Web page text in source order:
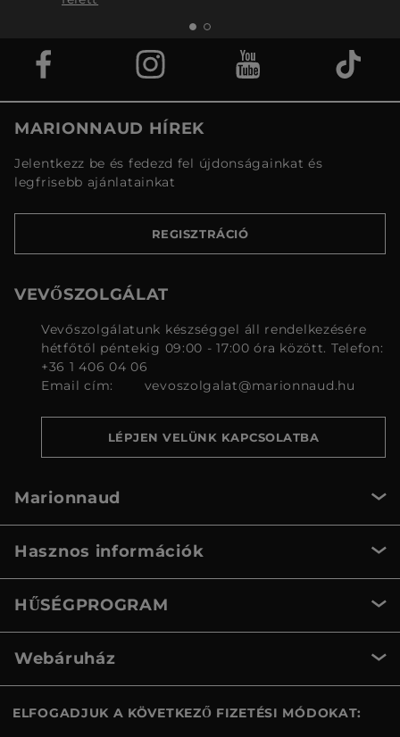
MARIONNAUD HÍREK
Jelentkezz be és fedezd fel újdonságainkat és
legfrisebb ajánlatainkat
REGISZTRÁCIÓ
VEVŐSZOLGÁLAT
Vevőszolgálatunk készséggel áll rendelkezésére
hétfőtől péntekig 09:00 - 17:00 óra között. Telefon:
+36 1 406 04 06
Email cím:
vevoszolgalat@marionnaud.hu
LÉPJEN VELÜNK KAPCSOLATBA
Marionnaud
Hasznos információk
HŰSÉGPROGRAM
Webáruház
ELFOGADJUK A KÖVETKEZŐ FIZETÉSI MÓDOKAT: